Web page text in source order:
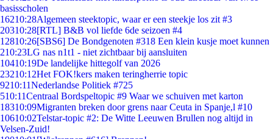
basisscholen
16210:28Algemeen steektopic, waar er een steekje los zit #3
20310:28[RTL] B&B vol liefde 6de seizoen #4
12810:26[SBS6] De Bondgenoten #318 Een klein kusje moet kunnen
210:23LG nas n1t1 - niet zichtbaar bij aansluiten
10410:19De landelijke hittegolf van 2026
23210:12Het FOK!kers maken teringherrie topic
9210:11Nederlandse Politiek #725
510:11Centraal Bordspeltopic #9 Waar we schuiven met karton
18310:09Migranten breken door grens naar Ceuta in Spanje,l #10
10610:02Telstar-topic #2: De Witte Leeuwen Brullen nog altijd in
Velsen-Zuid!